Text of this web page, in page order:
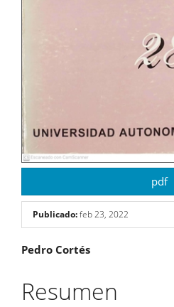
pdf
Publicado:feb 23, 2022
Contenido
principal
Pedro Cortés
Resumen